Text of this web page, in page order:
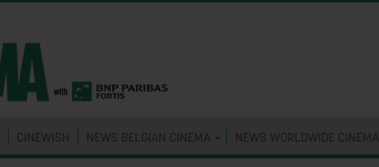
CINEWISH NEWS BELGIAN CINEMA NEWS WORLDWIDE CINEMA